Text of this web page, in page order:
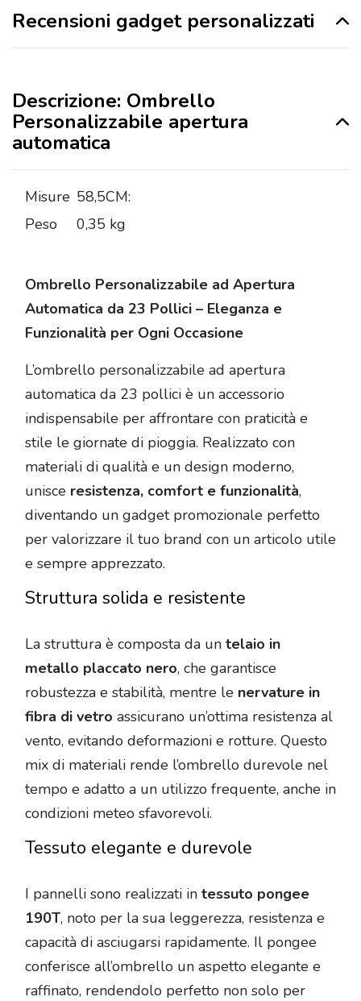
Recensioni gadget personalizzati
Descrizione: Ombrello
Personalizzabile apertura
automatica
Misure 58,5CM:
Peso
0,35 kg
Ombrello Personalizzabile ad Apertura
Automatica da 23 Pollici – Eleganza e
Funzionalità per Ogni Occasione
L’ombrello personalizzabile ad apertura
automatica da 23 pollici è un accessorio
indispensabile per affrontare con praticità e
stile le giornate di pioggia. Realizzato con
materiali di qualità e un design moderno,
unisce resistenza, comfort e funzionalità,
diventando un gadget promozionale perfetto
per valorizzare il tuo brand con un articolo utile
e sempre apprezzato.
Struttura solida e resistente
La struttura è composta da un telaio in
metallo placcato nero, che garantisce
robustezza e stabilità, mentre le nervature in
fibra di vetro assicurano un’ottima resistenza al
vento, evitando deformazioni e rotture. Questo
mix di materiali rende l’ombrello durevole nel
tempo e adatto a un utilizzo frequente, anche in
condizioni meteo sfavorevoli.
Tessuto elegante e durevole
I pannelli sono realizzati in tessuto pongee
190T, noto per la sua leggerezza, resistenza e
capacità di asciugarsi rapidamente. Il pongee
conferisce all’ombrello un aspetto elegante e
raffinato, rendendolo perfetto non solo per